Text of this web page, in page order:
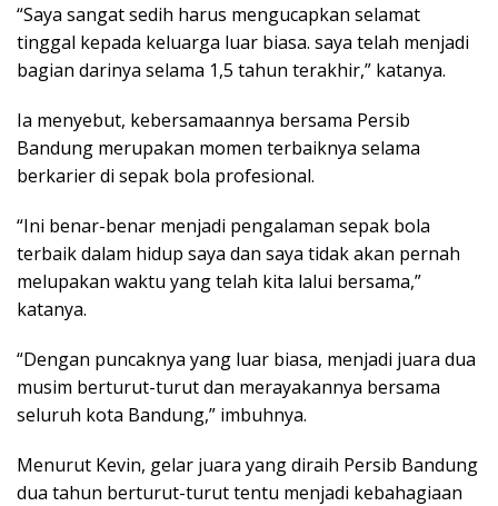
“Saya sangat sedih harus mengucapkan selamat
tinggal kepada keluarga luar biasa. saya telah menjadi
bagian darinya selama 1,5 tahun terakhir,” katanya.
Ia menyebut, kebersamaannya bersama Persib
Bandung merupakan momen terbaiknya selama
berkarier di sepak bola profesional.
“Ini benar-benar menjadi pengalaman sepak bola
terbaik dalam hidup saya dan saya tidak akan pernah
melupakan waktu yang telah kita lalui bersama,”
katanya.
“Dengan puncaknya yang luar biasa, menjadi juara dua
musim berturut-turut dan merayakannya bersama
seluruh kota Bandung,” imbuhnya.
Menurut Kevin, gelar juara yang diraih Persib Bandung
dua tahun berturut-turut tentu menjadi kebahagiaan